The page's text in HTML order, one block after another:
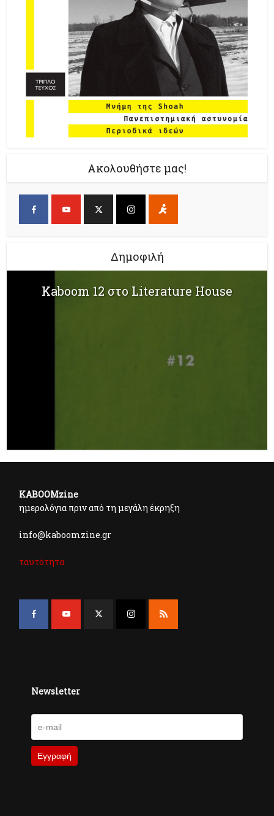
Ακολουθήστε μας!
Δημοφιλή
Kaboom 12 στο Literature House
KABOOMzine
ημερολόγια πριν από τη μεγάλη έκρηξη
info@kaboomzine.gr
ταυτότητα
Newsletter